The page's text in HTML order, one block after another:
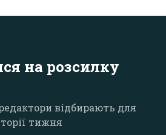
на розсилку
відбирають для
тижня